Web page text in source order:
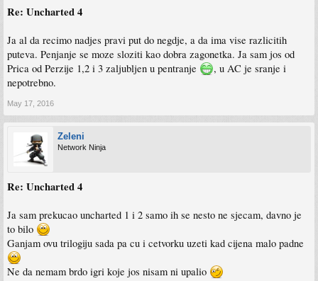
Re: Uncharted 4
Ja al da recimo nadjes pravi put do negdje, a da ima vise razlicitih
puteva. Penjanje se moze sloziti kao dobra zagonetka. Ja sam jos od
Prica od Perzije 1,2 i 3 zaljubljen u pentranje
, u AC je sranje i
nepotrebno.
May 17, 2016
Zeleni
Network Ninja
Re: Uncharted 4
Ja sam prekucao uncharted 1 i 2 samo ih se nesto ne sjecam, davno je
to bilo
Ganjam ovu trilogiju sada pa cu i cetvorku uzeti kad cijena malo padne
Ne da nemam brdo igri koje jos nisam ni upalio